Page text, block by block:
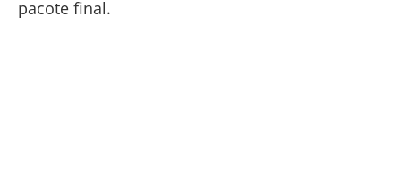
pacote final.